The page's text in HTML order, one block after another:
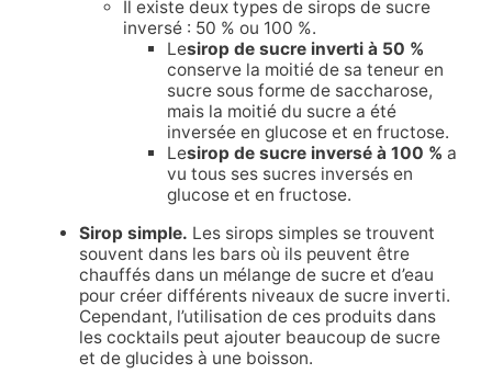
Il existe deux types de sirops de sucre
inversé : 50 % ou 100 %.
Lesirop de sucre inverti à 50 %
conserve la moitié de sa teneur en
sucre sous forme de saccharose,
mais la moitié du sucre a été
inversée en glucose et en fructose.
Lesirop de sucre inversé à 100 % a
vu tous ses sucres inversés en
glucose et en fructose.
Sirop simple. Les sirops simples se trouvent
souvent dans les bars où ils peuvent être
chauffés dans un mélange de sucre et d’eau
pour créer différents niveaux de sucre inverti.
Cependant, l’utilisation de ces produits dans
les cocktails peut ajouter beaucoup de sucre
et de glucides à une boisson.